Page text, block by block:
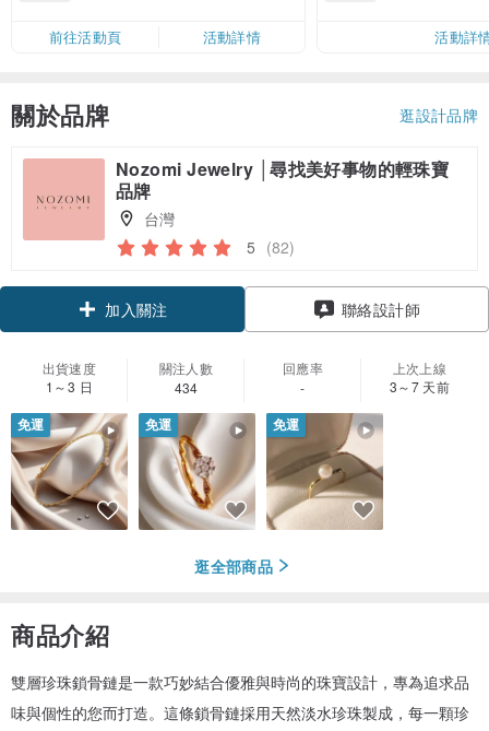
前往活動頁 活動詳情
活動詳
關於品牌 逛設計品牌
Nozomi Jewelry │尋找美好事物的輕珠寶
品牌
台灣
5 (82)
加入關注
聯絡設計師
出貨速度
1～3 日
關注人數
434
回應率
-
上次上線
3～7 天前
免運 免運 免運
逛全部商品
商品介紹
雙層珍珠鎖骨鏈是一款巧妙結合優雅與時尚的珠寶設計，專為追求品
味與個性的您而打造。這條鎖骨鏈採用天然淡水珍珠製成，每一顆珍